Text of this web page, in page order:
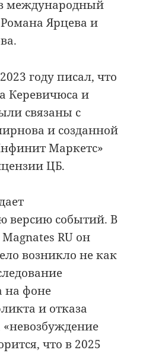
международный
Ярцева и
году писал, что
Керевичюса и
связаны с
и созданной
Маркетс»
ЦБ.
версию событий. В
RU он
возникло не как
на фоне
и отказа
«невозбуждение
что в 2025